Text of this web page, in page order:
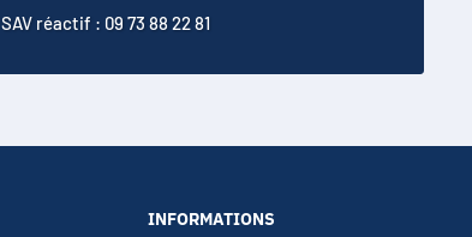
SAV réactif : 09 73 88 22 81
INFORMATIONS